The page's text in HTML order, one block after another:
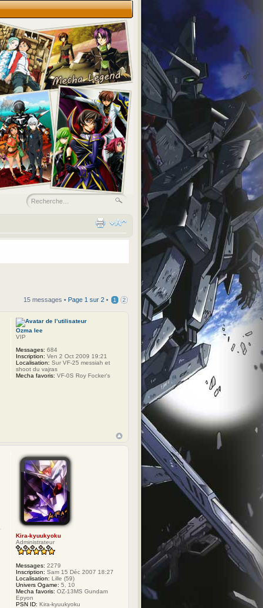
15 messages • Page 1 sur 2 • 1 2
Ozma lee
VIP
Messages: 684
Inscription: Ven 2 Oct 2009 19:21
Localisation: Sur VF-25 messiah et
shoot du vajras
Mecha favoris: VF-0S Roy Focker's
Kira-kyuukyoku
Administrateur
Messages: 2279
Inscription: Sam 15 Déc 2007 18:27
Localisation: Lille (59)
Univers Ogame: 5, 10
Mecha favoris: OZ-13MS Gundam
Epyon
PSN ID: Kira-kyuukyoku